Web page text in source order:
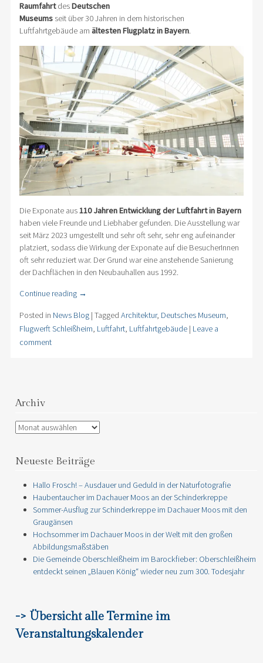
RaumfahrtdesDeutschen
Museumsseit über 30 Jahren in dem historischen
Luftfahrtgebäude am ältesten Flugplatz in Bayern.
Die Exponate aus110 Jahren Entwicklung der Luftfahrt in Bayern
haben viele Freunde und Liebhaber gefunden. Die Ausstellung war
seit März 2023 umgestellt und sehr oft sehr, sehr eng aufeinander
platziert, sodass die Wirkung der Exponate auf die BesucherInnen
oft sehr reduziert war. Der Grund war eine anstehende Sanierung
der Dachflächen in den Neubauhallen aus 1992.
Continue reading →
Posted in News Blog | Tagged Architektur, Deutsches Museum,
Flugwerft Schleißheim, Luftfahrt, Luftfahrtgebäude | Leave a
comment
Archiv
Archiv
Neueste Beiträge
Hallo Frosch! – Ausdauer und Geduld in der Naturfotografie
Haubentaucher im Dachauer Moos an der Schinderkreppe
Sommer-Ausflug zur Schinderkreppe im Dachauer Moos mit den
Graugänsen
Hochsommer im Dachauer Moos in der Welt mit den großen
Abbildungsmaßstäben
Die Gemeinde Oberschleißheim im Barockfieber: Oberschleißheim
entdeckt seinen „Blauen König“ wieder neu zum 300. Todesjahr
-> Übersicht alle Termine im
Veranstaltungskalender